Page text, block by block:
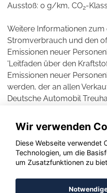
Ausstoß: 0 g/km, CO2-
Weitere Informationen
Stromverbrauch und den
Emissionen neuer
'Leitfaden über den
Emissionen neuer
werden, der an allen
Deutsche Automobil
©
Wir verwenden
Diese Webseite verwendet
Technologien, um die
um Zusatzfunktionen zu